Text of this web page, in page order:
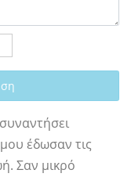
έδωσαν τις
Σαν μικρό